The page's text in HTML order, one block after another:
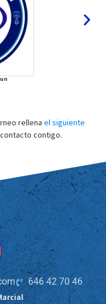
rellena el siguiente
contigo.
646 42 70 46